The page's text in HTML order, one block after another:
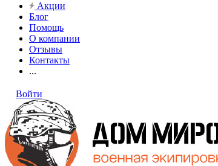
Акции
Блог
Помощь
О компании
Отзывы
Контакты
...
Войти